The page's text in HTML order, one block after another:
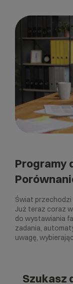
Programy
Świat
Już teraz coraz
do wystawiania
zadania,
uwagę,
Szukasz